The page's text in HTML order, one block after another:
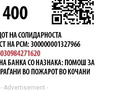
- Advertisement -